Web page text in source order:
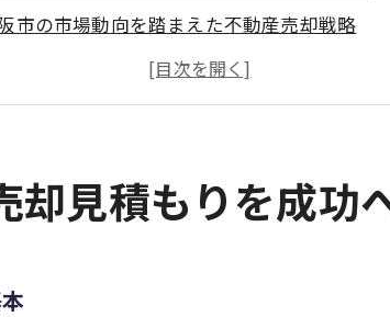
市の市場動向を踏まえた不動産売却戦略
頼できる見積もりで不動産売却の不安を解消
産売却見積もり時に押さえるべき注意点
者比較が鍵になる大阪市の不動産売却方法
産売却で複数業者比較を行うメリットとは
産売却に役立つ業者ランキングの活用法
却見積もりを成功